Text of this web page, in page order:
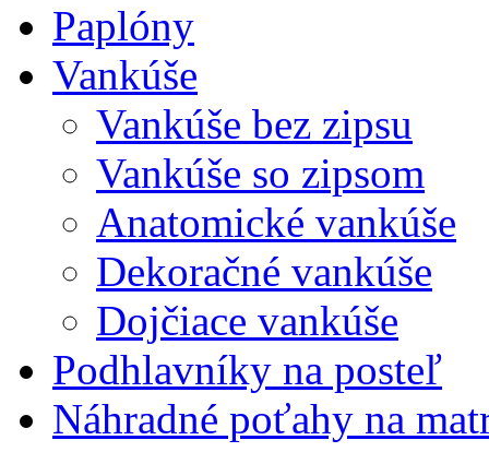
Paplóny
Vankúše
Vankúše bez zipsu
Vankúše so zipsom
Anatomické vankúše
Dekoračné vankúše
Dojčiace vankúše
Podhlavníky na posteľ
Náhradné poťahy na